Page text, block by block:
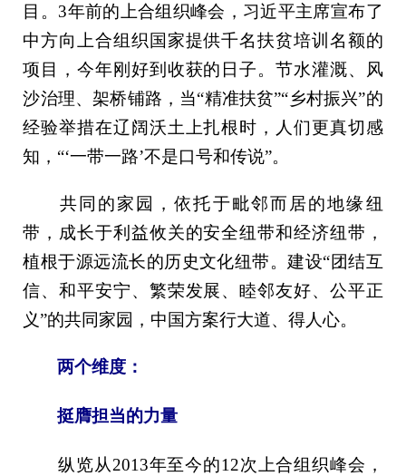
目。3年前的上合组织峰会，习近平主席宣布了
中方向上合组织国家提供千名扶贫培训名额的
项目，今年刚好到收获的日子。节水灌溉、风
沙治理、架桥铺路，当“精准扶贫”“乡村振兴”的
经验举措在辽阔沃土上扎根时，人们更真切感
知，“‘一带一路’不是口号和传说”。
共同的家园，依托于毗邻而居的地缘纽
带，成长于利益攸关的安全纽带和经济纽带，
植根于源远流长的历史文化纽带。建设“团结互
信、和平安宁、繁荣发展、睦邻友好、公平正
义”的共同家园，中国方案行大道、得人心。
两个维度：
挺膺担当的力量
纵览从2013年至今的12次上合组织峰会，